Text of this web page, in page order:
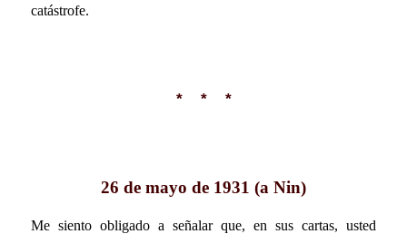
catástrofe.
* * *
26 de mayo de 1931 (a Nin)
Me siento obligado a señalar que, en sus cartas, usted